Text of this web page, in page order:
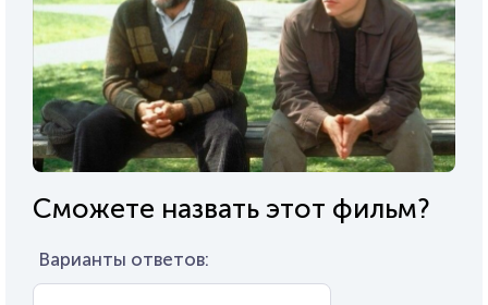
Сможете назвать этот фильм?
Варианты ответов: